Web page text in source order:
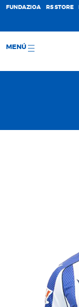
FUNDAZIOA RS STORE
MENÚ